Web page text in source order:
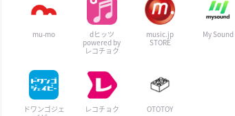
mu-mo
dヒッツ
powered by
レコチョク
music.jp
STORE
My Sound
ドワンゴジェ
レコチョク OTOTOY